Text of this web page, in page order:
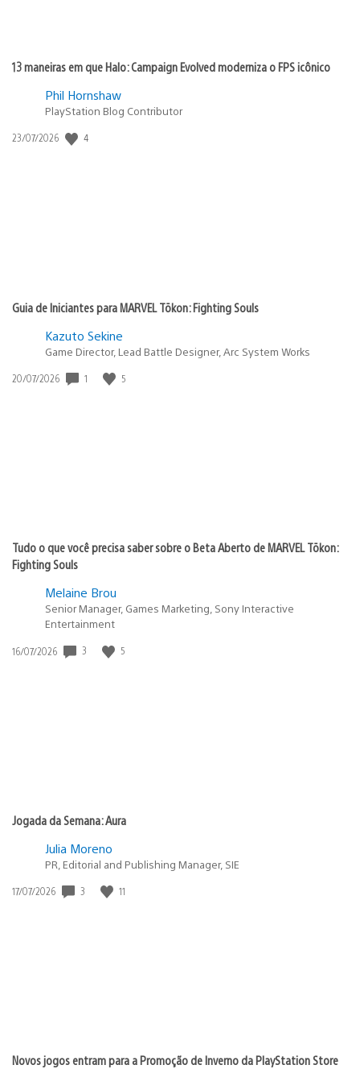
13 maneiras em que Halo: Campaign Evolved moderniza o FPS icônico
Phil Hornshaw
PlayStation Blog Contributor
Data
23/07/2026 4
Guia de Iniciantes para MARVEL Tōkon: Fighting Souls
Kazuto Sekine
Game Director, Lead Battle Designer, Arc System Works
Data
20/07/2026 1 5
Tudo o que você precisa saber sobre o Beta Aberto de MARVEL Tōkon:
Fighting Souls
Melaine Brou
Senior Manager, Games Marketing, Sony Interactive
Entertainment
Data
16/07/2026 3 5
Jogada da Semana: Aura
Julia Moreno
PR, Editorial and Publishing Manager, SIE
Data
17/07/2026 3 11
Novos jogos entram para a Promoção de Inverno da PlayStation Store